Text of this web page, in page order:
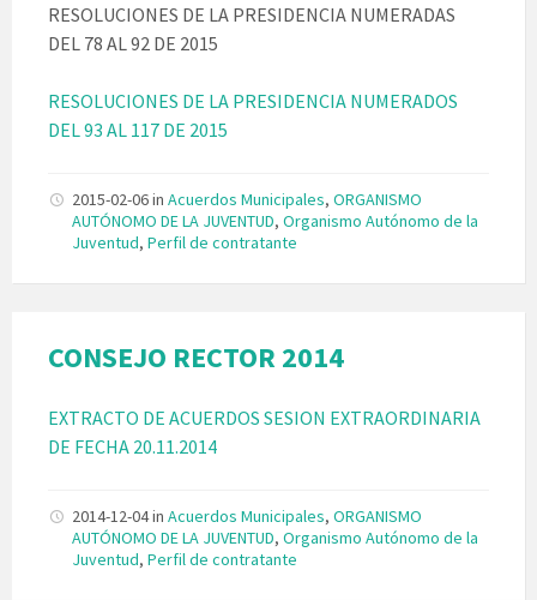
RESOLUCIONES DE LA PRESIDENCIA NUMERADAS
DEL 78 AL 92 DE 2015
RESOLUCIONES DE LA PRESIDENCIA NUMERADOS
DEL 93 AL 117 DE 2015
2015-02-06in Acuerdos Municipales, ORGANISMO
AUTÓNOMO DE LA JUVENTUD, Organismo Autónomo de la
Juventud, Perfil de contratante
CONSEJO RECTOR 2014
EXTRACTO DE ACUERDOS SESION EXTRAORDINARIA
DE FECHA 20.11.2014
2014-12-04in Acuerdos Municipales, ORGANISMO
AUTÓNOMO DE LA JUVENTUD, Organismo Autónomo de la
Juventud, Perfil de contratante